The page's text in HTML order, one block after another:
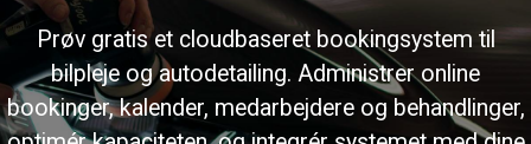
Prøv gratis et cloudbaseret bookingsystem til
bilpleje og autodetailing. Administrer online
bookinger, kalender, medarbejdere og behandlinger,